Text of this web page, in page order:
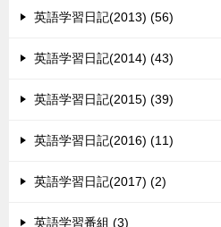
英語学習日記(2013) (56)
英語学習日記(2014) (43)
英語学習日記(2015) (39)
英語学習日記(2016) (11)
英語学習日記(2017) (2)
英語学習番組 (3)